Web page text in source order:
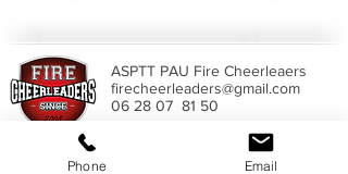
ASPTT PAU Fire Cheerleaers
firecheerleaders@gmail.com
06 28 07 81 50
Phone Email